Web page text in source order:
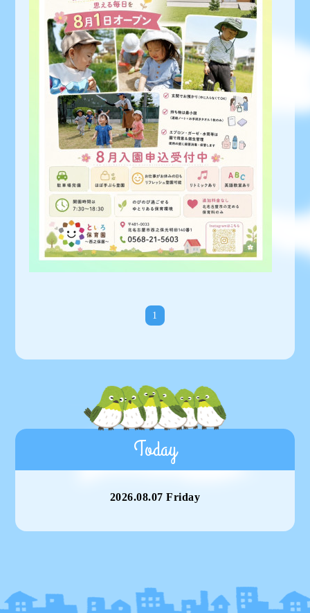
1
Today
2026.08.07 Friday